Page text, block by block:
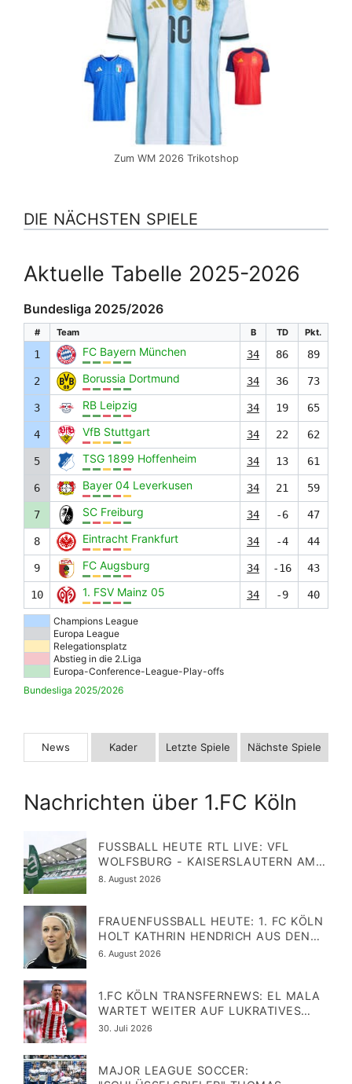
Zum WM 2026 Trikotshop
DIE NÄCHSTEN SPIELE
Aktuelle Tabelle 2025-2026
Bundesliga 2025/2026
# Team B TD Pkt.
1 FC Bayern München 34 86 89
2 Borussia Dortmund 34 36 73
3 RB Leipzig 34 19 65
4 VfB Stuttgart 34 22 62
5 TSG 1899 Hoffenheim 34 13 61
6 Bayer 04 Leverkusen 34 21 59
7 SC Freiburg 34 -6 47
8 Eintracht Frankfurt 34 -4 44
9 FC Augsburg 34 -16 43
10 1. FSV Mainz 05 34 -9 40
Champions League
Europa League
Relegationsplatz
Abstieg in die 2.Liga
Europa-Conference-League-Play-offs
Bundesliga 2025/2026
News Kader Letzte Spiele Nächste Spiele
Nachrichten über 1.FC Köln
FUSSBALL HEUTE RTL LIVE: VFL W
OLFSBURG - KAISERSLAUTERN AM 8
.8.2026 IM FREE-TV
Veröffentlicht
8. August 2026
FRAUENFUSSBALL HEUTE: 1. FC KÖLN H
OLT KATHRIN HENDRICH AUS DEN U
SA ZURÜCK
Veröffentlicht
6. August 2026
1.FC KÖLN TRANSFERNEWS: EL MALA
WARTET WEITER AUF LUKRATIVES
ANGEBOT - FÜR 50 MIO. ZUM BVB?
Veröffentlicht
30. Juli 2026
MAJOR LEAGUE SOCCER: